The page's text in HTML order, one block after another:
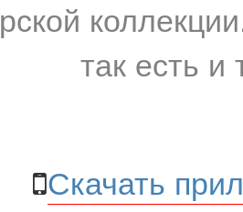
так есть и
Скачать